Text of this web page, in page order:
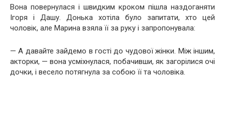
Вона повернулася і швидким кроком пішла наздоганяти
Ігоря і Дашу. Донька хотіла було запитати, хто цей
чоловік, але Марина взяла її за руку і запропонувала:
— А давайте зайдемо в гості до чудової жінки. Між іншим,
акторки, — вона усміхнулася, побачивши, як загорілися очі
дочки, і весело потягнула за собою її та чоловіка.